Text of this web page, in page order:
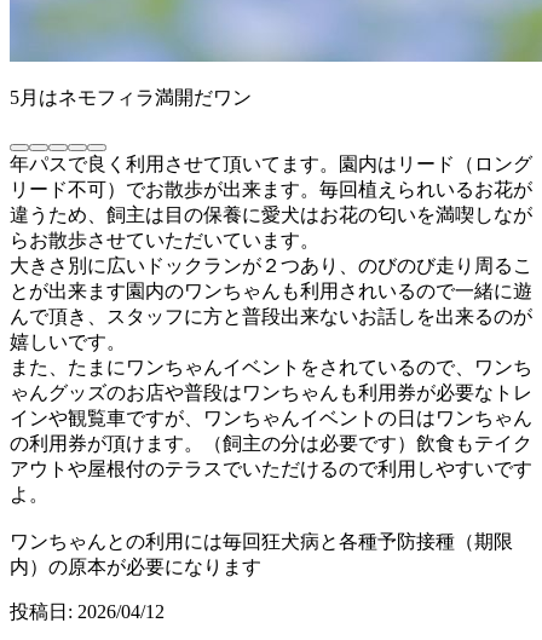
5月はネモフィラ満開だワン
年パスで良く利用させて頂いてます。園内はリード（ロング
リード不可）でお散歩が出来ます。毎回植えられいるお花が
違うため、飼主は目の保養に愛犬はお花の匂いを満喫しなが
らお散歩させていただいています。
大きさ別に広いドックランが２つあり、のびのび走り周るこ
とが出来ます園内のワンちゃんも利用されいるので一緒に遊
んで頂き、スタッフに方と普段出来ないお話しを出来るのが
嬉しいです。
また、たまにワンちゃんイベントをされているので、ワンち
ゃんグッズのお店や普段はワンちゃんも利用券が必要なトレ
インや観覧車ですが、ワンちゃんイベントの日はワンちゃん
の利用券が頂けます。（飼主の分は必要です）飲食もテイク
アウトや屋根付のテラスでいただけるので利用しやすいです
よ。
ワンちゃんとの利用には毎回狂犬病と各種予防接種（期限
内）の原本が必要になります
投稿日: 2026/04/12